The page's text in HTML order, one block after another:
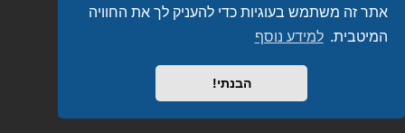
אתר זה משתמש בעוגיות כדי להעניק לך את החוויה
המיטבית. למידע נוסף
הבנתי!